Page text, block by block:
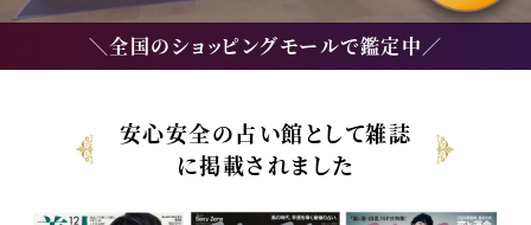
＼全国のショッピングモールで鑑定中／
安心安全の占い館として雑誌
に掲載されました